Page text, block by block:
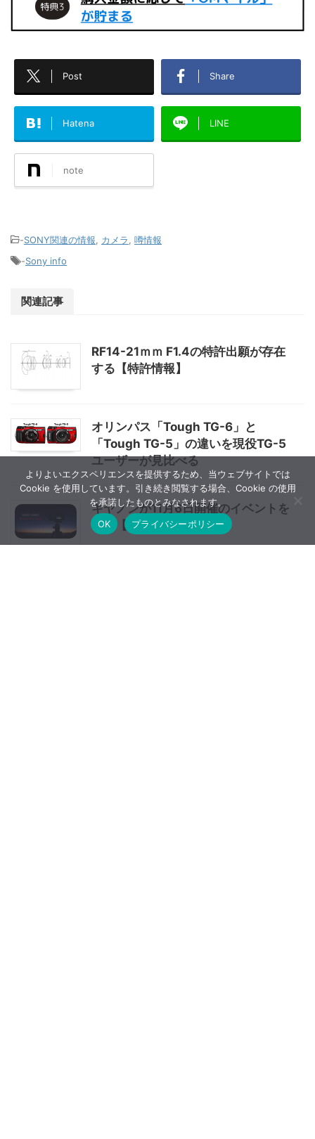
Post Share
Hatena LINE
note
-SONY関連の情報 カメラ
噂情報
-Sony info
関連記事
RF14-21ｍｍ F1.4の特許出願が存在
する【特許情報】
オリンパス「Tough TG-6」と
「Tough TG-5」の違いを現役TG-5
ユーザーが見比べる
キヤノンが11月6日開催のイベントを
予告【更新】
よりよいエクスペリエンスを提供するため、当ウェブサイトでは
Cookie を使用しています。引き続き閲覧する場合、Cookie の使用
を承諾したものとみなされます。
OK
プライバシーポリシー